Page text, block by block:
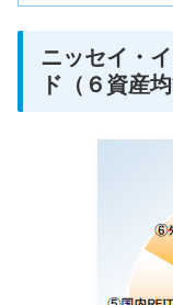
ニッセイ・
ド（６資産均